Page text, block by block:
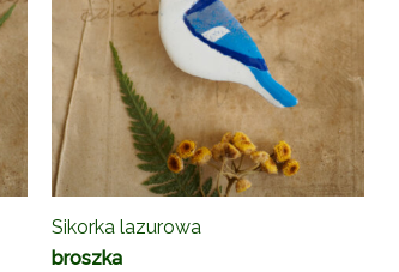
Sikorka lazurowa
broszka